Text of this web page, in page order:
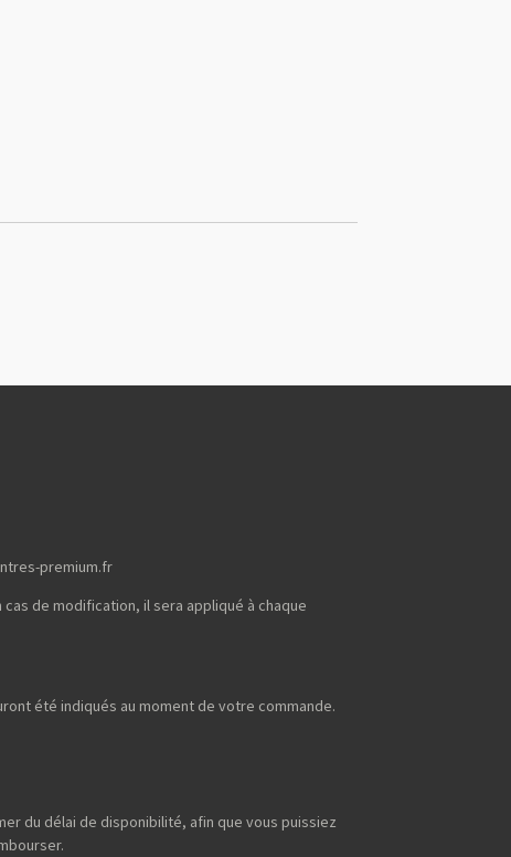
premium.fr
de modification, il sera appliqué à chaque
été indiqués au moment de votre commande.
du délai de disponibilité, afin que vous puissiez